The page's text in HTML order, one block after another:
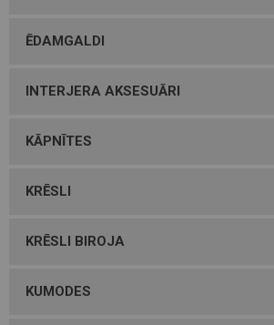
ĒDAMGALDI
INTERJERA AKSESUĀRI
KĀPNĪTES
KRĒSLI
KRĒSLI BIROJA
KUMODES